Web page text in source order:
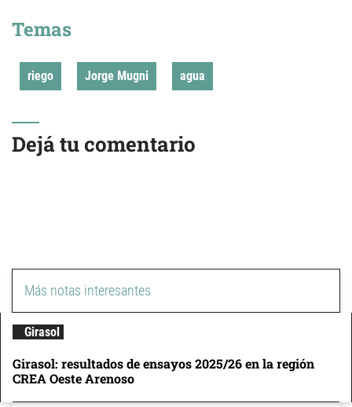
Temas
riego Jorge Mugni agua
Dejá tu comentario
Más notas interesantes
Girasol
Girasol: resultados de ensayos 2025/26 en la región
CREA Oeste Arenoso